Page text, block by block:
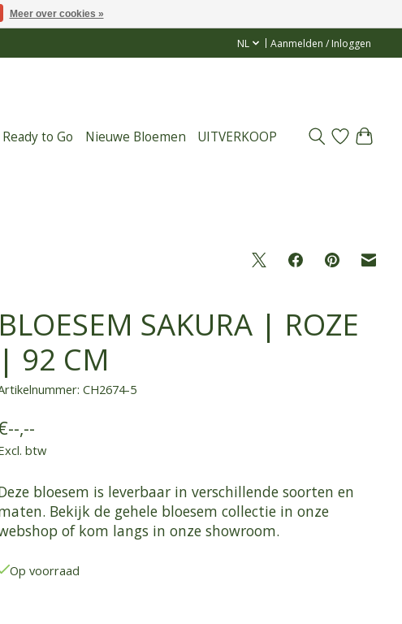
NL Aanmelden / Inloggen
to Go Nieuwe Bloemen UITVERKOOP
BLOESEM SAKURA | ROZE
| 92 CM
CH2674-5
,--
btw
bloesem is leverbaar in verschillende soorten en
Bekijk de gehele bloesem collectie in onze
of kom langs in onze showroom.
Op voorraad
Meer over cookies »